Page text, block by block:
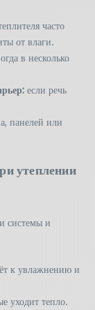
часто
от влаги.
в несколько
если речь
панелей или
утеплении
системы и
к увлажнению и
уходит тепло.